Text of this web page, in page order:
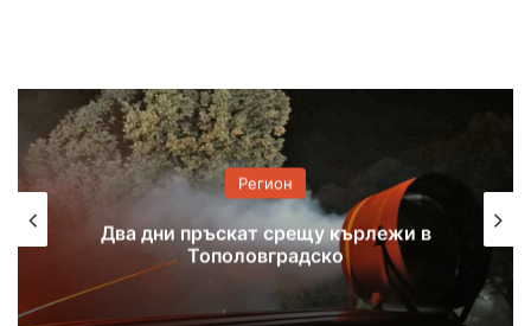
Регион
Два дни пръскат срещу кърлежи в
Тополовградско